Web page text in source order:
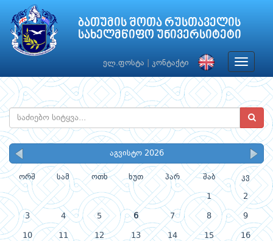
ბათუმის შოთა რუსთაველის
სახელმწიფო უნივერსიტეტი
ელ.ფოსტა კონტაქტი
Toggle
აგვისტო 2026
ორშ სამ ოთხ ხუთ პარ შაბ კვ
1 2
3 4 5 6 7 8 9
10 11 12 13 14 15 16